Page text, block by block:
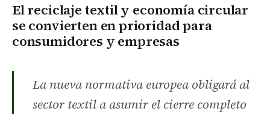
El reciclaje textil y economía circular
se convierten en prioridad para
consumidores y empresas
La nueva normativa europea obligará al
sector textil a asumir el cierre completo